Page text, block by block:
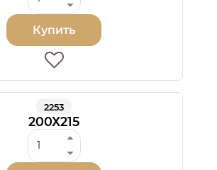
Купить
2253
200Х215